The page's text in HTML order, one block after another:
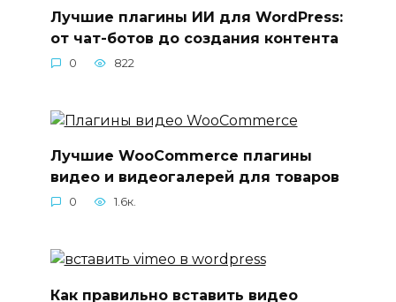
Лучшие плагины ИИ для WordPress:
от чат-ботов до создания контента
0 822
Лучшие WooCommerce плагины
видео и видеогалерей для товаров
0 1.6к.
Как правильно вставить видео